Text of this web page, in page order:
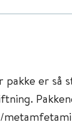
pakke er